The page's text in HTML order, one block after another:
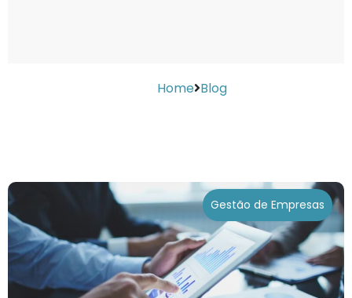
Home Blog
Gestão de Empresas